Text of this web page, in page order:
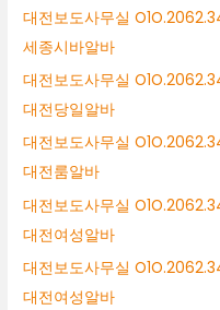
대전보도사무실
세종시바알바
대전보도사무실
대전당일알바
대전보도사무실
대전룸알바
대전보도사무실
대전여성알바
대전보도사무실
대전여성알바